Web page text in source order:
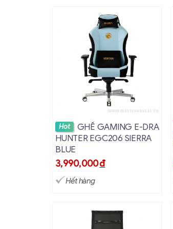
Xem chi tiết
Hot
GHẾ GAMING E-DRA
HUNTER EGC206 SIERRA
BLUE
3,990,000đ
Hết hàng